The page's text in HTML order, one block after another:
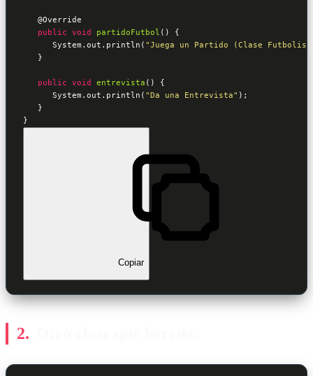
@Override
public void partidoFutbol () {
      System.out.println(
"Juega un Partido (Clase
   }
public void entrevista () {
      System.out.println(
"Da una Entrevista" );
   }
}
Copiar